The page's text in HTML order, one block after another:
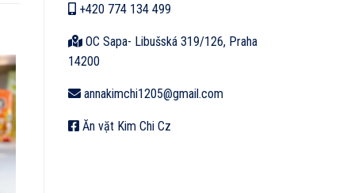
+420 774 134 499
OC Sapa- Libušská 319/126, Praha
14200
annakimchi1205@gmail.com
Ăn vặt Kim Chi Cz